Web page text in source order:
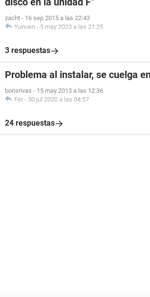
zacht - 16 sep 2015 a las 22:43
Yunuen - 5 may 2023 a las 21:25
3 respuestas
Problema al instalar, se cuelga
borisrivas - 15 may 2013 a las 12:36
Fer - 30 jul 2020 a las 04:57
24 respuestas